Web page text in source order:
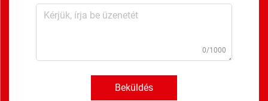
0/1000
Beküldés